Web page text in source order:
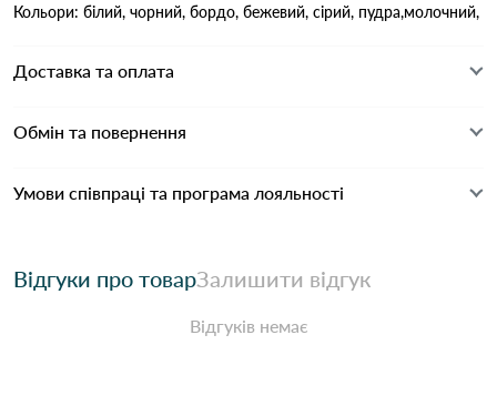
Кольори: білий, чорний, бордо, бежевий, сірий, пудра,молочний,
Доставка та оплата
Обмін та повернення
Умови співпраці та програма лояльності
Відгуки про товарЗалишити відгук
Відгуків немає